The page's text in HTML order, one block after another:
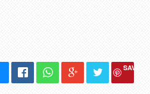
SAVE